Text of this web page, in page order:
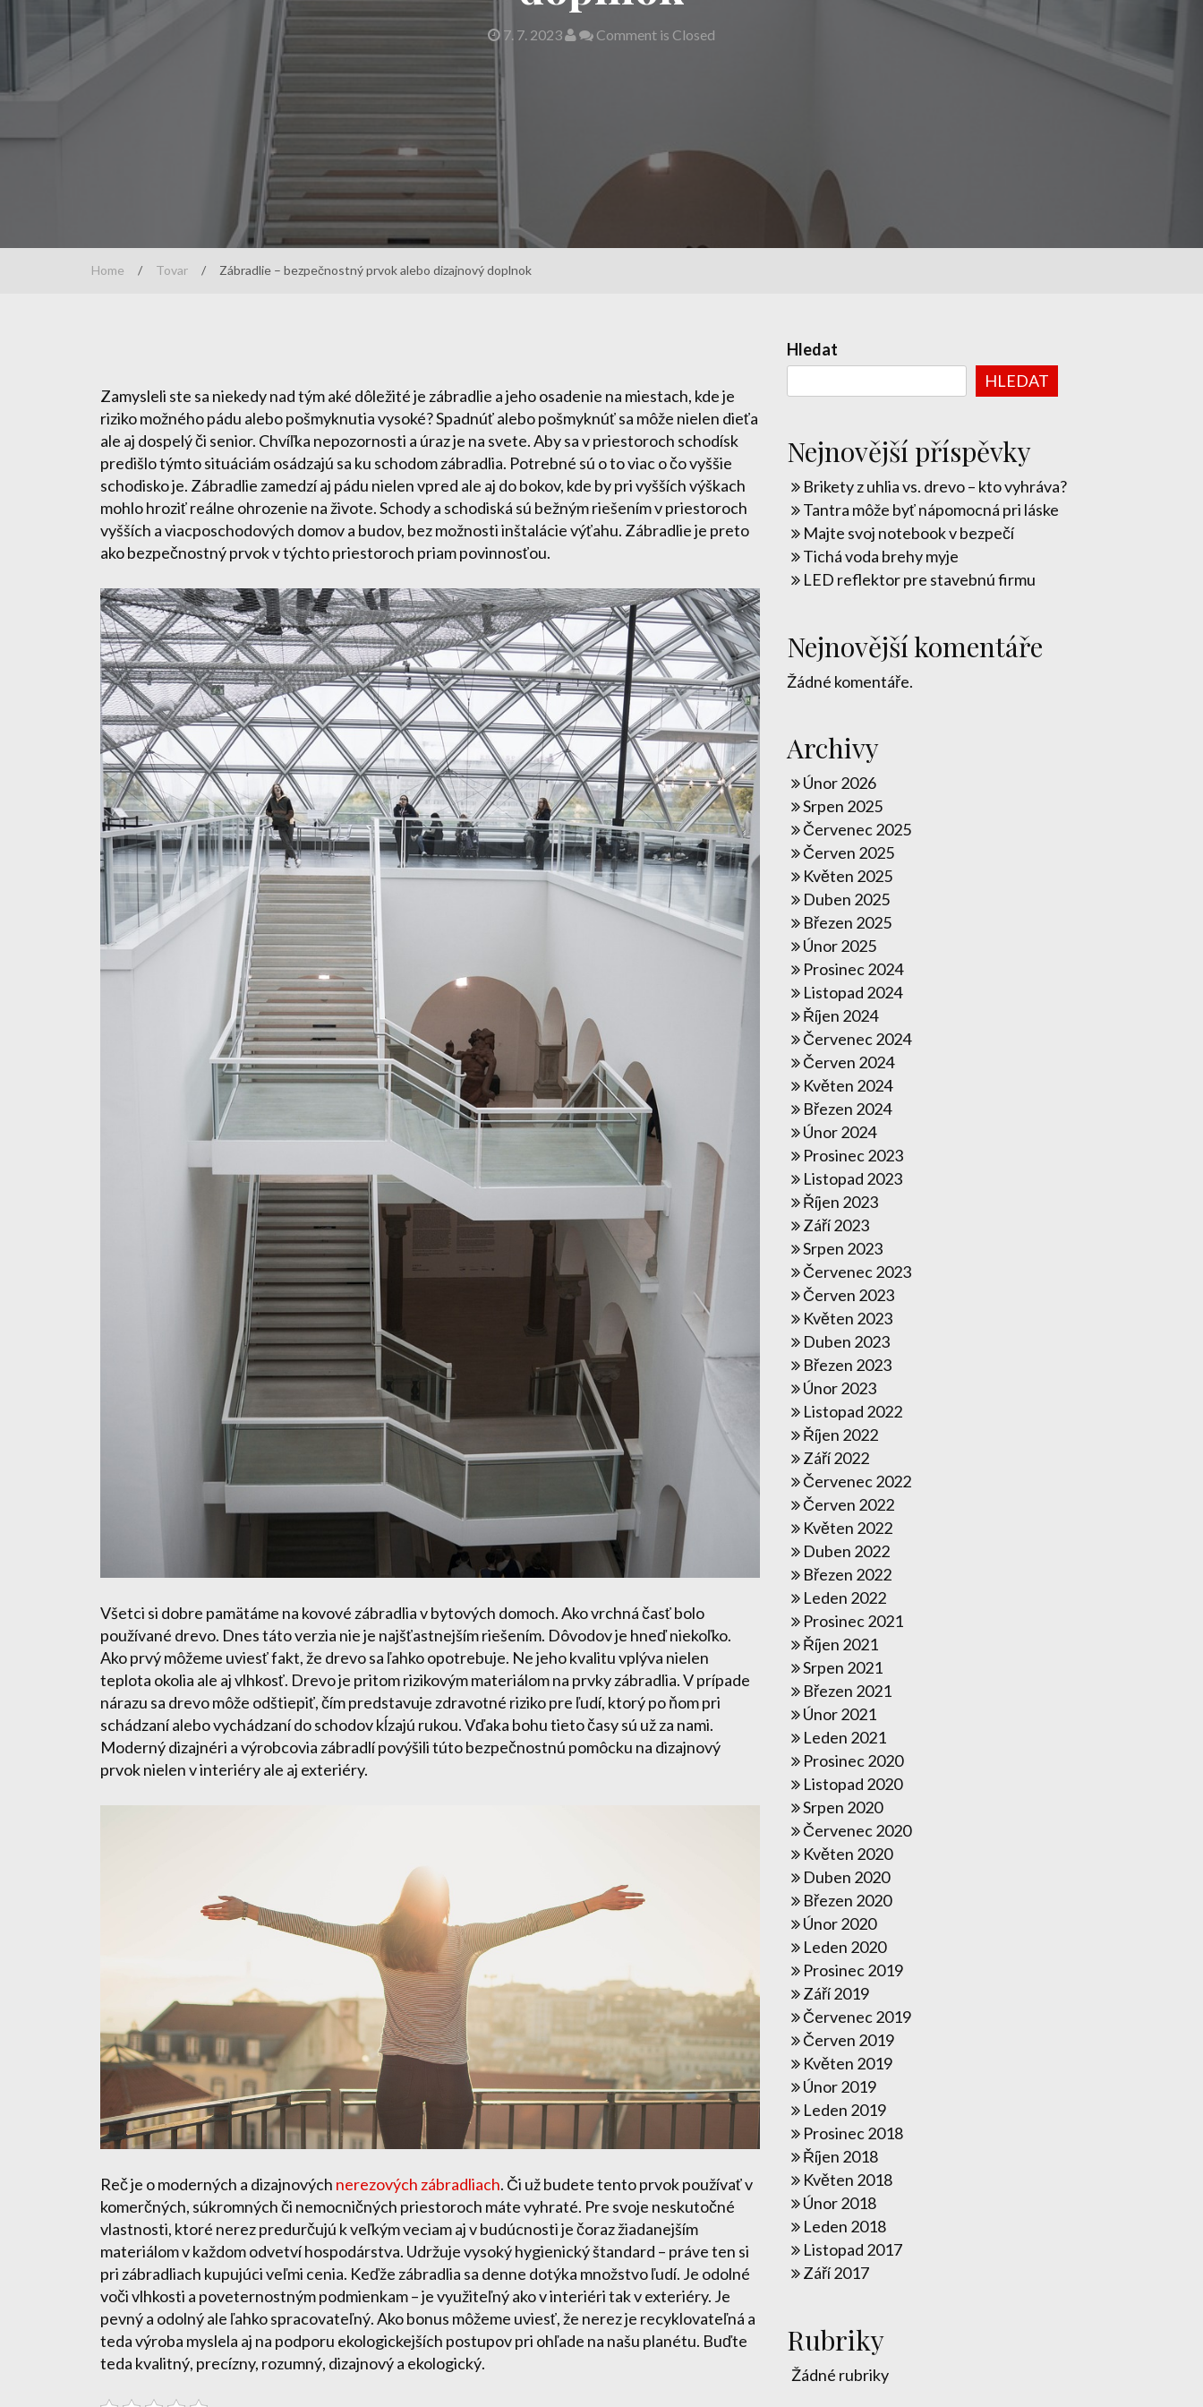
7. 7. 2023 Comment is Closed
Home / Tovar / Zábradlie – bezpečnostný prvok alebo dizajnový doplnok
Zamysleli ste sa niekedy nad tým aké dôležité je zábradlie a jeho osadenie na miestach, kde je
riziko možného pádu alebo pošmyknutia vysoké? Spadnúť alebo pošmyknúť sa môže nielen dieťa
ale aj dospelý či senior. Chvíľka nepozornosti a úraz je na svete. Aby sa v priestoroch schodísk
predišlo týmto situáciám osádzajú sa ku schodom zábradlia. Potrebné sú o to viac o čo vyššie
schodisko je. Zábradlie zamedzí aj pádu nielen vpred ale aj do bokov, kde by pri vyšších výškach
mohlo hroziť reálne ohrozenie na živote. Schody a schodiská sú bežným riešením v priestoroch
vyšších a viacposchodových domov a budov, bez možnosti inštalácie výťahu. Zábradlie je preto
ako bezpečnostný prvok v týchto priestoroch priam povinnosťou.
Všetci si dobre pamätáme na kovové zábradlia v bytových domoch. Ako vrchná časť bolo
používané drevo. Dnes táto verzia nie je najšťastnejším riešením. Dôvodov je hneď niekoľko.
Ako prvý môžeme uviesť fakt, že drevo sa ľahko opotrebuje. Ne jeho kvalitu vplýva nielen
teplota okolia ale aj vlhkosť. Drevo je pritom rizikovým materiálom na prvky zábradlia. V prípade
nárazu sa drevo môže odštiepiť, čím predstavuje zdravotné riziko pre ľudí, ktorý po ňom pri
schádzaní alebo vychádzaní do schodov kĺzajú rukou. Vďaka bohu tieto časy sú už za nami.
Moderný dizajnéri a výrobcovia zábradlí povýšili túto bezpečnostnú pomôcku na dizajnový
prvok nielen v interiéry ale aj exteriéry.
Reč je o moderných a dizajnových nerezových zábradliach. Či už budete tento prvok používať v
komerčných, súkromných či nemocničných priestoroch máte vyhraté. Pre svoje neskutočné
vlastnosti, ktoré nerez predurčujú k veľkým veciam aj v budúcnosti je čoraz žiadanejším
materiálom v každom odvetví hospodárstva. Udržuje vysoký hygienický štandard – práve ten si
pri zábradliach kupujúci veľmi cenia. Keďže zábradlia sa denne dotýka množstvo ľudí. Je odolné
voči vlhkosti a poveternostným podmienkam – je využiteľný ako v interiéri tak v exteriéry. Je
pevný a odolný ale ľahko spracovateľný. Ako bonus môžeme uviesť, že nerez je recyklovateľná a
teda výroba myslela aj na podporu ekologickejších postupov pri ohľade na našu planétu. Buďte
teda kvalitný, precízny, rozumný, dizajnový a ekologický.
Hledat
HLEDAT
Nejnovější příspěvky
Brikety z uhlia vs. drevo – kto vyhráva?
Tantra môže byť nápomocná pri láske
Majte svoj notebook v bezpečí
Tichá voda brehy myje
LED reflektor pre stavebnú firmu
Nejnovější komentáře
Žádné komentáře.
Archivy
Únor 2026
Srpen 2025
Červenec 2025
Červen 2025
Květen 2025
Duben 2025
Březen 2025
Únor 2025
Prosinec 2024
Listopad 2024
Říjen 2024
Červenec 2024
Červen 2024
Květen 2024
Březen 2024
Únor 2024
Prosinec 2023
Listopad 2023
Říjen 2023
Září 2023
Srpen 2023
Červenec 2023
Červen 2023
Květen 2023
Duben 2023
Březen 2023
Únor 2023
Listopad 2022
Říjen 2022
Září 2022
Červenec 2022
Červen 2022
Květen 2022
Duben 2022
Březen 2022
Leden 2022
Prosinec 2021
Říjen 2021
Srpen 2021
Březen 2021
Únor 2021
Leden 2021
Prosinec 2020
Listopad 2020
Srpen 2020
Červenec 2020
Květen 2020
Duben 2020
Březen 2020
Únor 2020
Leden 2020
Prosinec 2019
Září 2019
Červenec 2019
Červen 2019
Květen 2019
Únor 2019
Leden 2019
Prosinec 2018
Říjen 2018
Květen 2018
Únor 2018
Leden 2018
Listopad 2017
Září 2017
Rubriky
Žádné rubriky